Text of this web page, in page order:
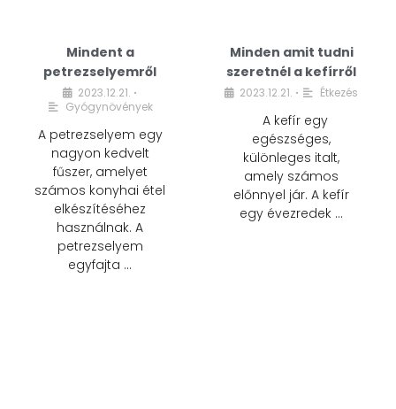
Mindent a
petrezselyemről
2023.12.21. •
Gyógynövények
A petrezselyem egy
nagyon kedvelt
fűszer, amelyet
számos konyhai étel
elkészítéséhez
használnak. A
petrezselyem
egyfajta …
Minden amit tudni
szeretnél a kefírről
2023.12.21. • Étkezés
A kefír egy
egészséges,
különleges italt,
amely számos
előnnyel jár. A kefír
egy évezredek …